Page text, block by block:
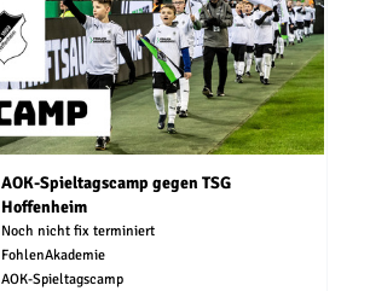
AOK-Spieltagscamp gegen TSG
Hoffenheim
Noch nicht fix terminiert
FohlenAkademie
AOK-Spieltagscamp